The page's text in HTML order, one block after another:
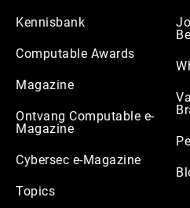
Kennisbank
Computable Awards
Magazine
Ontvang Computable e-
Magazine
Cybersec e-Magazine
Topics